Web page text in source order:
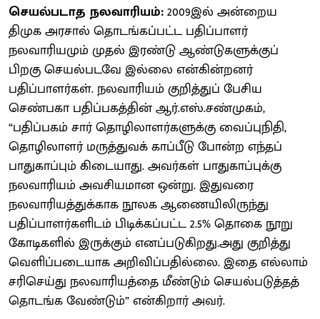
செயல்படாத நலவாரியம்:2009இல் அன்றைய
திமுக அரசால் தொடங்கப்பட்ட பதிப்பாளர்
நலவாரியமும் முதல் இரண்டு ஆண்டுகளுக்குப்
பிறகு செயல்படவே இல்லை என்கின்றனர்
பதிப்பாளர்கள். நலவாரியம் குறித்துப் பேசிய
செண்பகா பதிப்பகத்தின் ஆர்.எஸ்.சண்முகம்,
“பதிப்பகம் சார் தொழிலாளர்களுக்கு வைப்புநிதி,
தொழிலாளர் மருத்துவக் காப்பீடு போன்ற எந்தப்
பாதுகாப்பும் கிடையாது. அவர்கள் பாதுகாப்புக்கு
நலவாரியம் அவசியமான ஒன்று. இதுவரை
நலவாரியத்துக்காக நூலக ஆணையிலிருந்து
பதிப்பாளர்களிடம் பிடிக்கப்பட்ட 2.5% தொகை நூறு
கோடிகளில் இருக்கும் எனப்படுகிறது.அது குறித்து
வெளிப்படையாக அறிவிப்பதில்லை. இதை எல்லாம்
சரிசெய்து நலவாரியத்தை மீண்டும் செயல்படுத்தத்
தொடங்க வேண்டும்” என்கிறார் அவர்.